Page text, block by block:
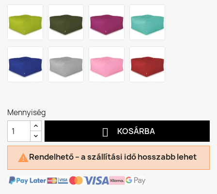
Mennyiség
 KOSÁRBA
Rendelhető – a szállítási idő hosszabb lehet